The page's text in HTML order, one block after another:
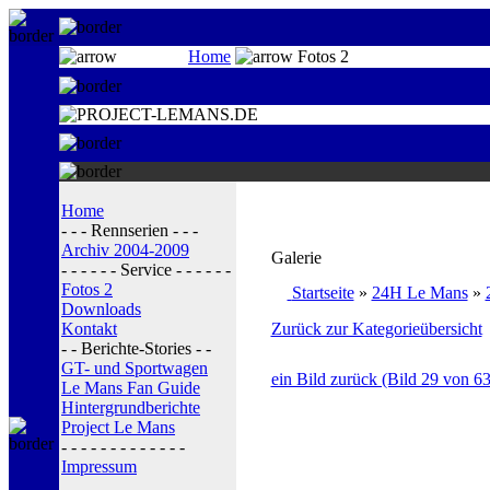
Home Fotos 2
Home
- - - Rennserien - - -
Archiv 2004-2009
- - - - - - Service - - - - - -
Fotos 2
Downloads
Kontakt
- - Berichte-Stories - -
GT- und Sportwagen
Le Mans Fan Guide
Hintergrundberichte
Project Le Mans
- - - - - - - - - - - - -
Impressum
Galerie
Startseite» 24H Le Mans»
Zurück zur Kategorieübersicht
ein Bild zurück (Bild 29 von